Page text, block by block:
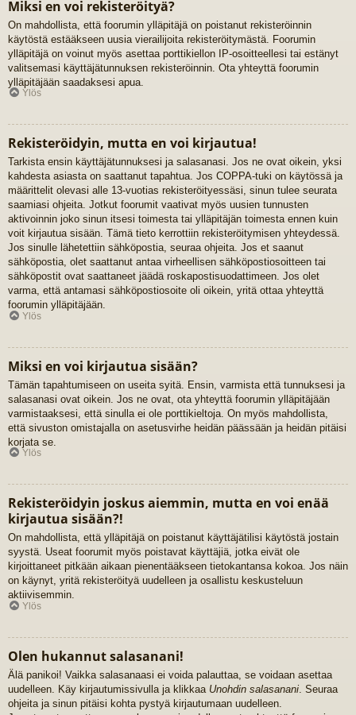
Miksi en voi rekisteröityä?
On mahdollista, että foorumin ylläpitäjä on poistanut rekisteröinnin
käytöstä estääkseen uusia vierailijoita rekisteröitymästä. Foorumin
ylläpitäjä on voinut myös asettaa porttikiellon IP-osoitteellesi tai estänyt
valitsemasi käyttäjätunnuksen rekisteröinnin. Ota yhteyttä foorumin
ylläpitäjään saadaksesi apua.
Ylös
Rekisteröidyin, mutta en voi kirjautua!
Tarkista ensin käyttäjätunnuksesi ja salasanasi. Jos ne ovat oikein, yksi
kahdesta asiasta on saattanut tapahtua. Jos COPPA-tuki on käytössä ja
määrittelit olevasi alle 13-vuotias rekisteröityessäsi, sinun tulee seurata
saamiasi ohjeita. Jotkut foorumit vaativat myös uusien tunnusten
aktivoinnin joko sinun itsesi toimesta tai ylläpitäjän toimesta ennen kuin
voit kirjautua sisään. Tämä tieto kerrottiin rekisteröitymisen yhteydessä.
Jos sinulle lähetettiin sähköpostia, seuraa ohjeita. Jos et saanut
sähköpostia, olet saattanut antaa virheellisen sähköpostiosoitteen tai
sähköpostit ovat saattaneet jäädä roskapostisuodattimeen. Jos olet
varma, että antamasi sähköpostiosoite oli oikein, yritä ottaa yhteyttä
foorumin ylläpitäjään.
Ylös
Miksi en voi kirjautua sisään?
Tämän tapahtumiseen on useita syitä. Ensin, varmista että tunnuksesi ja
salasanasi ovat oikein. Jos ne ovat, ota yhteyttä foorumin ylläpitäjään
varmistaaksesi, että sinulla ei ole porttikieltoja. On myös mahdollista,
että sivuston omistajalla on asetusvirhe heidän päässään ja heidän pitäisi
korjata se.
Ylös
Rekisteröidyin joskus aiemmin, mutta en voi enää
kirjautua sisään?!
On mahdollista, että ylläpitäjä on poistanut käyttäjätilisi käytöstä jostain
syystä. Useat foorumit myös poistavat käyttäjiä, jotka eivät ole
kirjoittaneet pitkään aikaan pienentääkseen tietokantansa kokoa. Jos näin
on käynyt, yritä rekisteröityä uudelleen ja osallistu keskusteluun
aktiivisemmin.
Ylös
Olen hukannut salasanani!
Älä panikoi! Vaikka salasanaasi ei voida palauttaa, se voidaan asettaa
uudelleen. Käy kirjautumissivulla ja klikkaa Unohdin salasanani . Seuraa
ohjeita ja sinun pitäisi kohta pystyä kirjautumaan uudelleen.